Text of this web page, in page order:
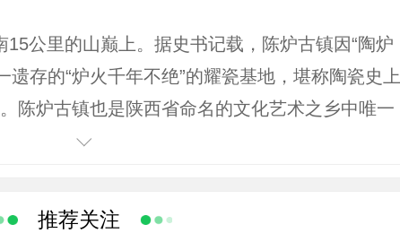
公里的山巅上。据史书记载，陈炉古镇因“陶炉
遗存的“炉火千年不绝”的耀瓷基地，堪称陶瓷史上
陈炉古镇也是陕西省命名的文化艺术之乡中唯一
，陶瓷文化历史悠久，积淀深厚。史载“陶场南
之一。陈炉的民俗与陶瓷密切相关，民居、民膳、
推荐关注